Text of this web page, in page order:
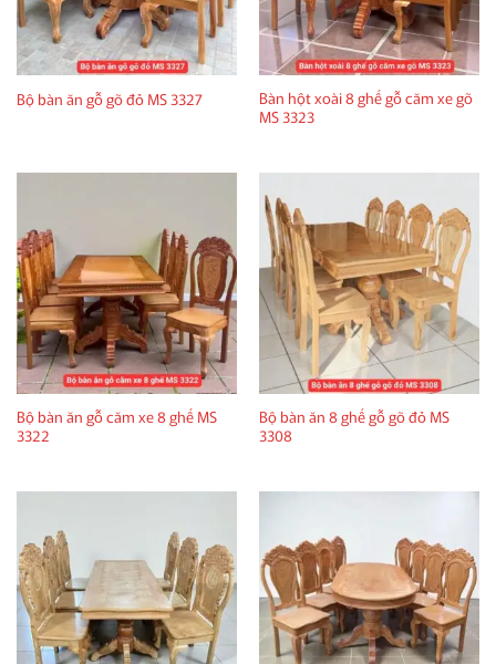
Bộ bàn ăn gỗ gõ đỏ MS 3327
Bàn hột xoài 8 ghế gỗ căm xe gõ
MS 3323
Bộ bàn ăn gỗ căm xe 8 ghế MS
3322
Bộ bàn ăn 8 ghế gỗ gõ đỏ MS
3308